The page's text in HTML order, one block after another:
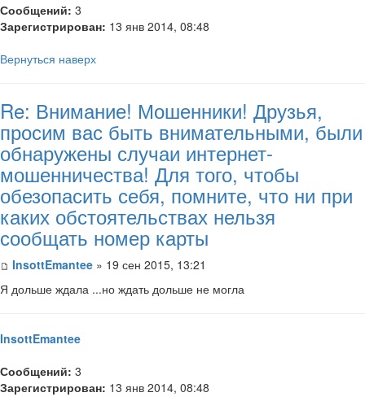
Сообщений: 3
Зарегистрирован: 13 янв 2014, 08:48
Вернуться наверх
Re: Внимание! Мошенники! Друзья,
просим вас быть внимательными, были
обнаружены случаи интернет-
мошенничества! Для того, чтобы
обезопасить себя, помните, что ни при
каких обстоятельствах нельзя
сообщать номер карты
InsottEmantee » 19 сен 2015, 13:21
Я дольше ждала ...но ждать дольше не могла
InsottEmantee
Сообщений: 3
Зарегистрирован: 13 янв 2014, 08:48